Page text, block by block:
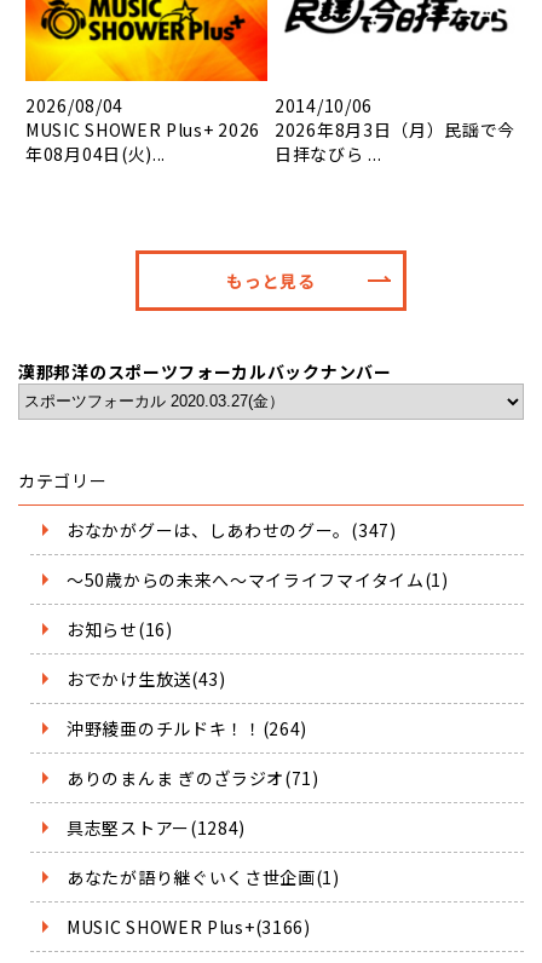
2026/08/04
MUSIC SHOWER Plus+ 2026
年08月04日(火)...
2014/10/06
2026年8月3日（月）民謡で今
日拝なびら ...
もっと見る
漢那邦洋のスポーツフォーカルバックナンバー
カテゴリー
おなかがグーは、しあわせのグー。(347)
～50歳からの未来へ～マイライフマイタイム(1)
お知らせ(16)
おでかけ生放送(43)
沖野綾亜のチルドキ！！(264)
ありのまんま ぎのざラジオ(71)
具志堅ストアー(1284)
あなたが語り継ぐいくさ世企画(1)
MUSIC SHOWER Plus+(3166)